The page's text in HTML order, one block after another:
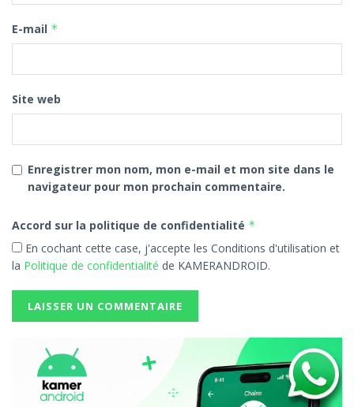
E-mail *
Site web
Enregistrer mon nom, mon e-mail et mon site dans le
navigateur pour mon prochain commentaire.
Accord sur la politique de confidentialité *
En cochant cette case, j'accepte les Conditions d'utilisation et
la Politique de confidentialité de KAMERANDROID.